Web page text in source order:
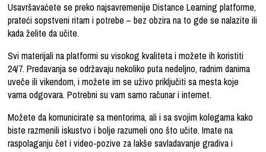
Usavršavaćete se preko najsavremenije Distance Learning platforme,
prateći sopstveni ritam i potrebe – bez obzira na to gde se nalazite ili
kada želite da učite.
Svi materijali na platformi su visokog kvaliteta i možete ih koristiti
24/7. Predavanja se održavaju nekoliko puta nedeljno, radnim danima
uveče ili vikendom, i možete im se uživo priključiti sa mesta koje
vama odgovara. Potrebni su vam samo računar i internet.
Možete da komunicirate sa mentorima, ali i sa svojim kolegama kako
biste razmenili iskustvo i bolje razumeli ono što učite. Imate na
raspolaganju čet i video-pozive za lakše savladavanje gradiva i